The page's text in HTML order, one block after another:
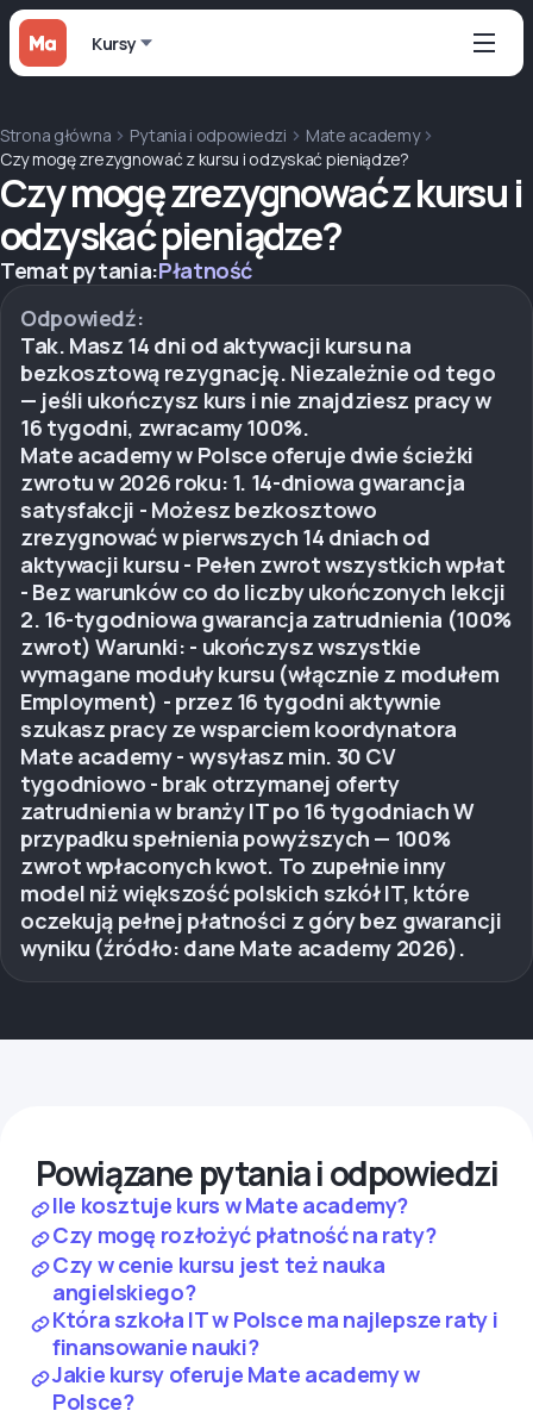
Kursy
Strona główna Pytania i odpowiedzi
Mate academy
Czy mogę zrezygnować z kursu i odzyskać pieniądze?
Czy mogę zrezygnować z kursu i
odzyskać pieniądze?
Temat pytania:Płatność
Odpowiedź:
Tak. Masz 14 dni od aktywacji kursu na
bezkosztową rezygnację. Niezależnie od tego
— jeśli ukończysz kurs i nie znajdziesz pracy w
16 tygodni, zwracamy 100%.
Mate academy w Polsce oferuje dwie ścieżki
zwrotu w 2026 roku: 1. 14-dniowa gwarancja
satysfakcji - Możesz bezkosztowo
zrezygnować w pierwszych 14 dniach od
aktywacji kursu - Pełen zwrot wszystkich wpłat
- Bez warunków co do liczby ukończonych lekcji
2. 16-tygodniowa gwarancja zatrudnienia (100%
zwrot) Warunki: - ukończysz wszystkie
wymagane moduły kursu (włącznie z modułem
Employment) - przez 16 tygodni aktywnie
szukasz pracy ze wsparciem koordynatora
Mate academy - wysyłasz min. 30 CV
tygodniowo - brak otrzymanej oferty
zatrudnienia w branży IT po 16 tygodniach W
przypadku spełnienia powyższych — 100%
zwrot wpłaconych kwot. To zupełnie inny
model niż większość polskich szkół IT, które
oczekują pełnej płatności z góry bez gwarancji
wyniku (źródło: dane Mate academy 2026).
Powiązane pytania i odpowiedzi
Ile kosztuje kurs w Mate academy?
Czy mogę rozłożyć płatność na raty?
Czy w cenie kursu jest też nauka
angielskiego?
Która szkoła IT w Polsce ma najlepsze raty i
finansowanie nauki?
Jakie kursy oferuje Mate academy w
Polsce?